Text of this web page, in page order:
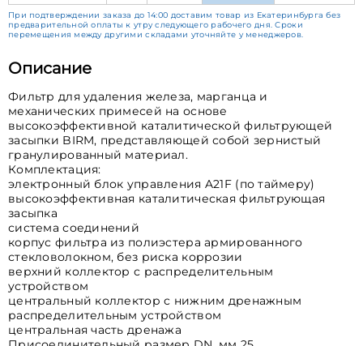
При подтверждении заказа до 14:00 доставим товар из Екатеринбурга без
предварительной оплаты к утру следующего рабочего дня. Сроки
перемещения между другими складами уточняйте у менеджеров.
Описание
Фильтр для удаления железа, марганца и
механических примесей на оcнове
высокоэффективной каталитической фильтрующей
засыпки BIRM, представляющей собой зернистый
гранулированный материал.
Комплектация:
электронный блок управления A21F (по таймеру)
высокоэффективная каталитическая фильтрующая
засыпка
система соединений
корпус фильтра из полиэстера армированного
стекловолокном, без риска коррозии
верхний коллектор с распределительным
устройством
центральный коллектор с нижним дренажным
распределительным устройством
центральная часть дренажа